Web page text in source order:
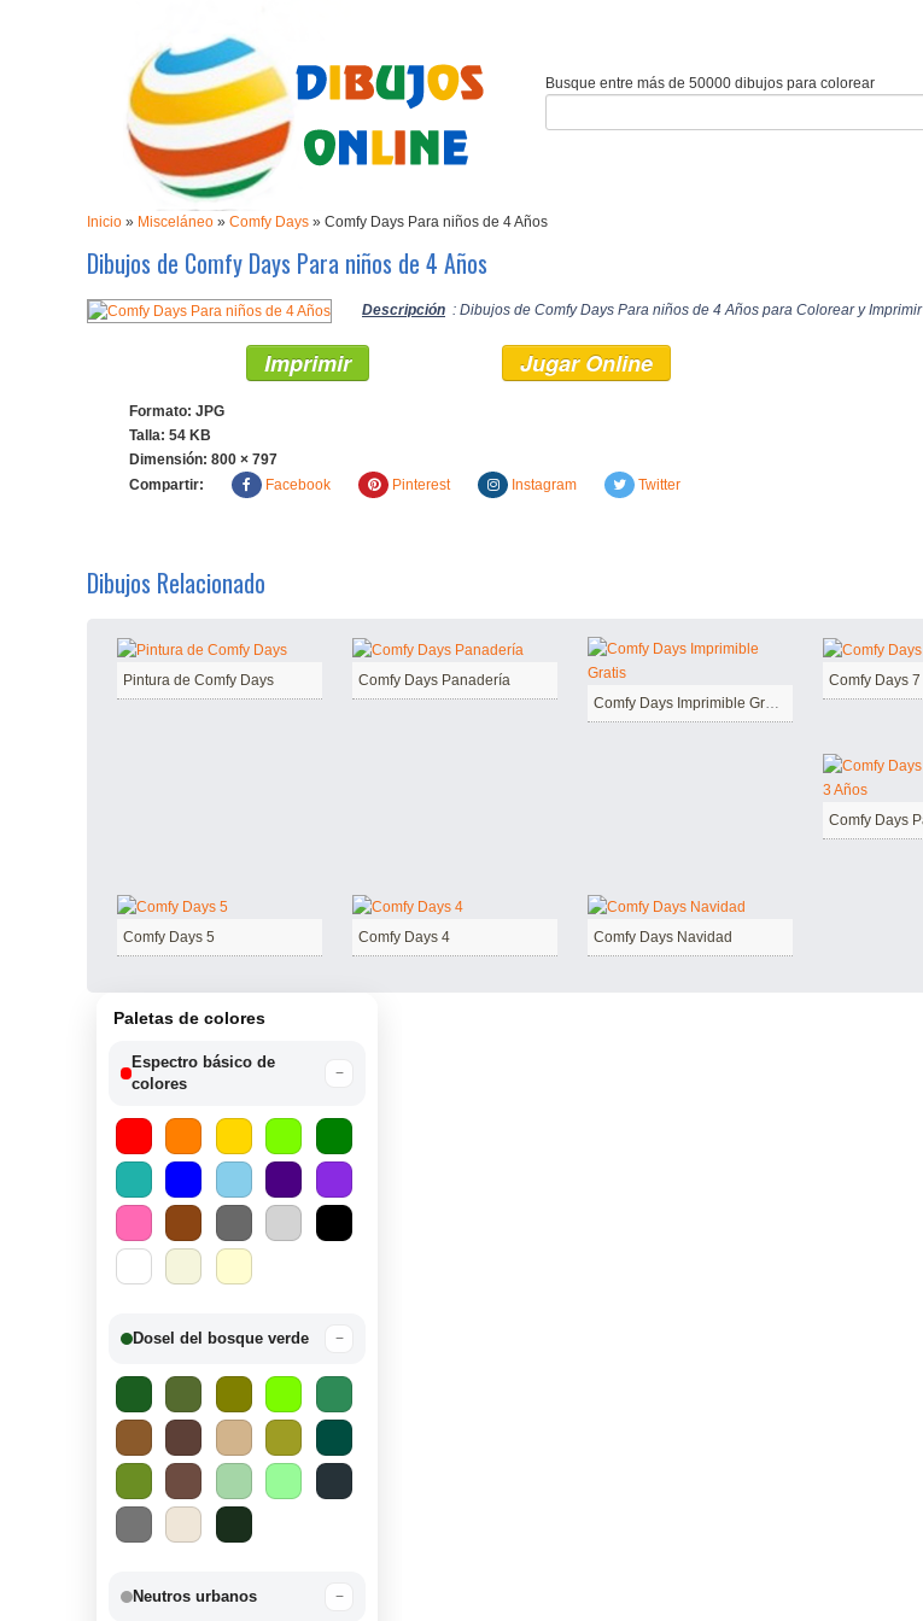
Busque entre más de 50000 dibujos para colorear
Inicio » Misceláneo » Comfy Days » Comfy Days Para niños de 4 Años
Dibujos de Comfy Days Para niños de 4 Años
Descripción : Dibujos de Comfy Days Para niños de 4 Años para Colorear y Imprimir
Imprimir Jugar Online
Formato: JPG
Talla: 54 KB
Dimensión: 800 × 797
Compartir:
Facebook Pinterest Instagram Twitter
Dibujos Relacionado
Pintura de Comfy Days
Comfy Days Panadería
Comfy Days Imprimible Gratis
Comfy Days 7
Comfy Days 5 Comfy Days 4 Comfy Days Navidad
Paletas de colores
Espectro básico de
colores
−
Dosel del bosque verde −
Neutros urbanos −